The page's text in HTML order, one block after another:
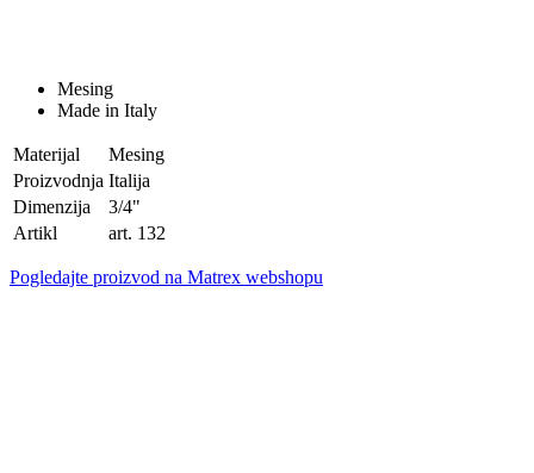
Mesing
Made in Italy
Materijal
Mesing
Proizvodnja Italija
Dimenzija
3/4"
Artikl
art. 132
Pogledajte proizvod na Matrex webshopu